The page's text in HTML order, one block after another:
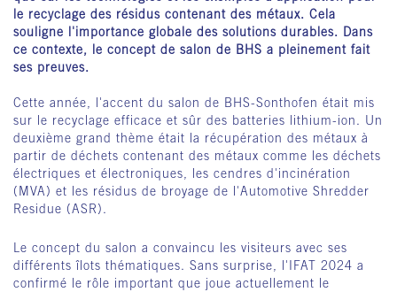
le recyclage des résidus contenant des métaux. Cela
souligne l'importance globale des solutions durables. Dans
ce contexte, le concept de salon de BHS a pleinement fait
ses preuves.
Cette année, l'accent du salon de BHS-Sonthofen était mis
sur le recyclage efficace et sûr des batteries lithium-ion. Un
deuxième grand thème était la récupération des métaux à
partir de déchets contenant des métaux comme les déchets
électriques et électroniques, les cendres d'incinération
(MVA) et les résidus de broyage de l'Automotive Shredder
Residue (ASR).
Le concept du salon a convaincu les visiteurs avec ses
différents îlots thématiques. Sans surprise, l'IFAT 2024 a
confirmé le rôle important que joue actuellement le